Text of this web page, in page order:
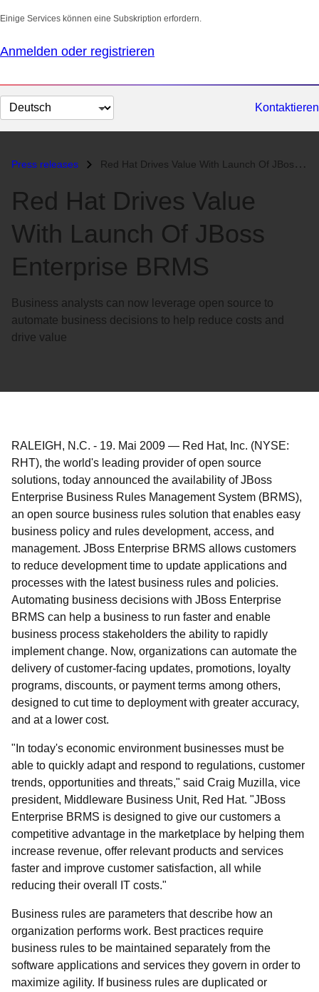
Einige Services können eine Subskription erfordern.
Anmelden oder registrieren
Sprache
auswählen
Kontaktieren
Press releases Red Hat Drives Value With Launch Of JBoss Enterprise BRMS...
Red Hat Drives Value
With Launch Of JBoss
Enterprise BRMS
Business analysts can now leverage open source to
automate business decisions to help reduce costs and
drive value
RALEIGH, N.C. - 19. Mai 2009 — Red Hat, Inc. (NYSE:
RHT), the world's leading provider of open source
solutions, today announced the availability of JBoss
Enterprise Business Rules Management System (BRMS),
an open source business rules solution that enables easy
business policy and rules development, access, and
management. JBoss Enterprise BRMS allows customers
to reduce development time to update applications and
processes with the latest business rules and policies.
Automating business decisions with JBoss Enterprise
BRMS can help a business to run faster and enable
business process stakeholders the ability to rapidly
implement change. Now, organizations can automate the
delivery of customer-facing updates, promotions, loyalty
programs, discounts, or payment terms among others,
designed to cut time to deployment with greater accuracy,
and at a lower cost.
"In today's economic environment businesses must be
able to quickly adapt and respond to regulations, customer
trends, opportunities and threats," said Craig Muzilla, vice
president, Middleware Business Unit, Red Hat. "JBoss
Enterprise BRMS is designed to give our customers a
competitive advantage in the marketplace by helping them
increase revenue, offer relevant products and services
faster and improve customer satisfaction, all while
reducing their overall IT costs."
Business rules are parameters that describe how an
organization performs work. Best practices require
business rules to be maintained separately from the
software applications and services they govern in order to
maximize agility. If business rules are duplicated or